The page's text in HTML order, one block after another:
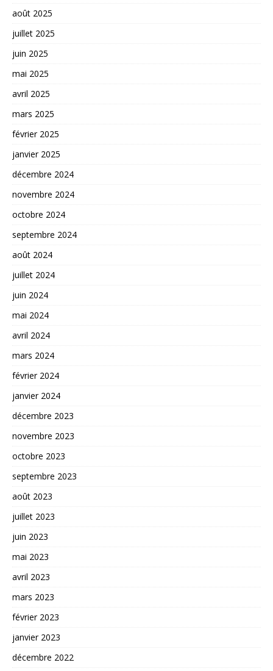
août 2025
juillet 2025
juin 2025
mai 2025
avril 2025
mars 2025
février 2025
janvier 2025
décembre 2024
novembre 2024
octobre 2024
septembre 2024
août 2024
juillet 2024
juin 2024
mai 2024
avril 2024
mars 2024
février 2024
janvier 2024
décembre 2023
novembre 2023
octobre 2023
septembre 2023
août 2023
juillet 2023
juin 2023
mai 2023
avril 2023
mars 2023
février 2023
janvier 2023
décembre 2022